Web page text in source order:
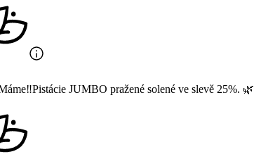
JUMBO pražené solené ve slevě 25%. 🌿